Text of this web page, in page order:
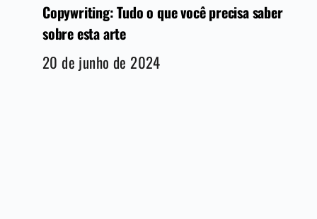
Copywriting: Tudo o que você precisa saber
sobre esta arte
20 de junho de 2024